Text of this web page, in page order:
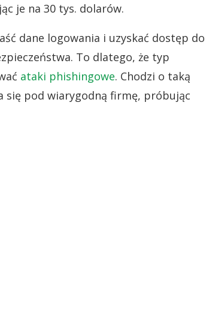
je na 30 tys. dolarów.
dane logowania i uzyskać dostęp do
To dlatego, że typ
ataki phishingowe. Chodzi o taką
pod wiarygodną firmę, próbując